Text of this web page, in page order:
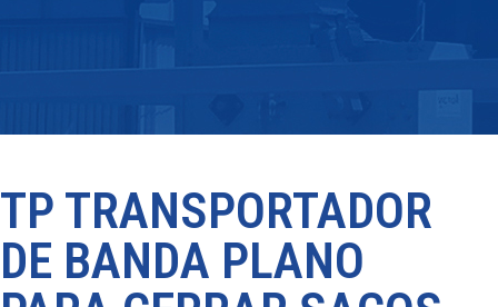
TP TRANSPORTADOR
DE BANDA PLANO